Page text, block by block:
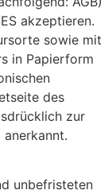
akzeptieren.
sowie mit
in Papierform
des
zur
anerkannt.
unbefristeten